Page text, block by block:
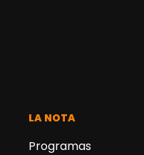
LA NOTA
Programas